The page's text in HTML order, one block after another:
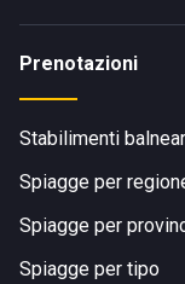
Prenotazioni
Stabilimenti
Spiagge per
Spiagge per
Spiagge per tipo